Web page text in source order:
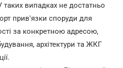
таких випадках не достатньо
прив'язки споруди для
за конкретною адресою,
архітектури та ЖКГ